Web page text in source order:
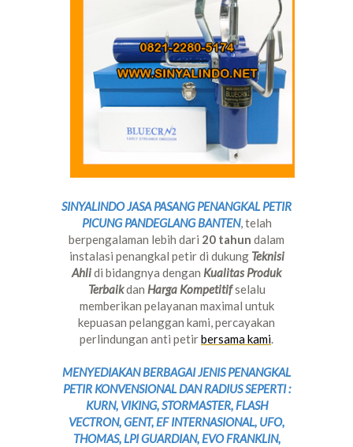
SINYALINDO JASA PASANG PENANGKAL PETIR
PICUNG PANDEGLANG BANTEN, telah
berpengalaman lebih dari 20 tahun dalam
instalasi penangkal petir di dukung Teknisi
Ahlidi bidangnya dengan Kualitas Produk
Terbaikdan Harga Kompetitifselalu
memberikan pelayanan maximal untuk
kepuasan pelanggan kami, percayakan
perlindungan anti petirbersama kami.
MENYEDIAKAN BERBAGAI JENIS PENANGKAL
PETIR KONVENSIONAL DAN RADIUS SEPERTI :
KURN, VIKING, STORMASTER, FLASH
VECTRON, GENT, EF INTERNASIONAL, UFO,
THOMAS, LPI GUARDIAN, EVO FRANKLIN,